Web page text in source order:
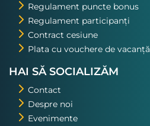
Regulament puncte bonus
Regulament participanți
Contract cesiune
Plata cu vouchere de vacanță
HAI SĂ SOCIALIZĂM
Contact
Despre noi
Evenimente